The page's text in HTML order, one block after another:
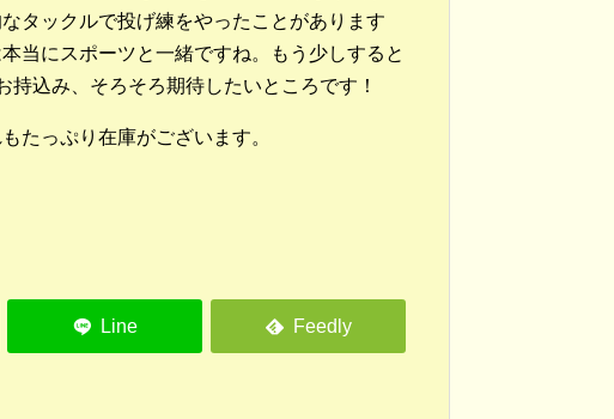
タックルで投げ練をやったことがあります
当にスポーツと一緒ですね。もう少しすると
込み、そろそろ期待したいところです！
たっぷり在庫がございます。